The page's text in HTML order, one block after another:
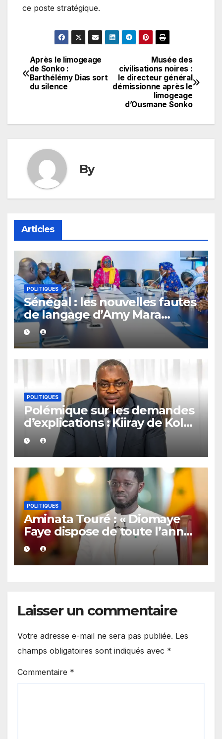
ce poste stratégique.
Navigation
de
Musée des
civilisations noires :
le directeur général
démissionne après le
limogeage
d’Ousmane Sonko
Après le limogeage
de Sonko :
Barthélémy Dias sort
du silence
By
Articles
POLITIQUES
Sénégal : les nouvelles fautes
de langage d’Amy Mara
provoquent des réactions sur
les réseaux sociaux
POLITIQUES
Polémique sur les demandes
d’explications : Kiiray de Kolda
apporte son soutien à
Mamadou Lamine Dianté
POLITIQUES
Aminata Touré : « Diomaye
Faye dispose de toute l’année
2027 pour organiser les
élections locales dans la
légalité »
Laisser un commentaire
Votre adresse e-mail ne sera pas publiée. Les
champs obligatoires sont indiqués avec *
Commentaire *